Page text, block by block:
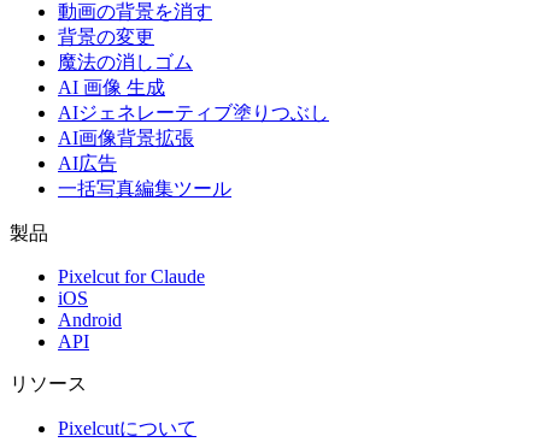
動画の背景を消す
背景の変更
魔法の消しゴム
AI 画像 生成
AIジェネレーティブ塗りつぶし
AI画像背景拡張
AI広告
一括写真編集ツール
製品
Pixelcut for Claude
iOS
Android
API
リソース
Pixelcutについて